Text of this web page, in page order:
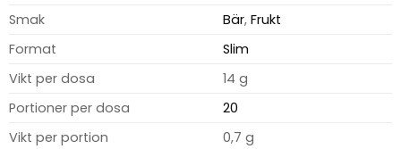
Smak
Bär, Frukt
Format
Slim
Vikt per dosa
14 g
Portioner per dosa
20
Vikt per portion
0,7 g